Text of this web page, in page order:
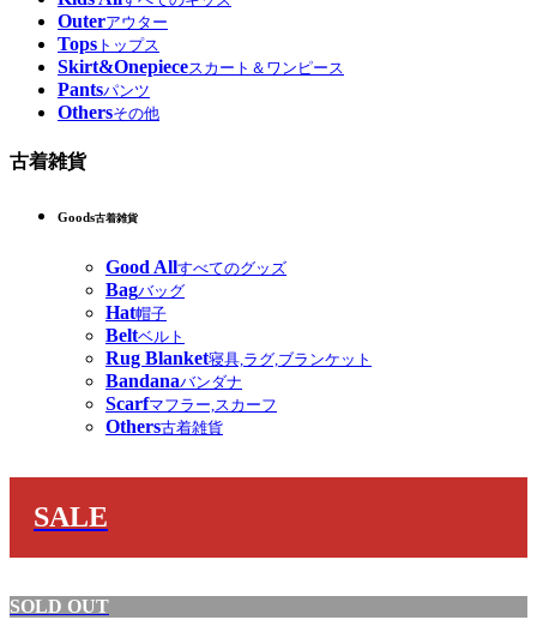
Outerアウター
Tops トップス
Skirt&Onepieceスカート＆ワンピース
Pantsパンツ
Othersその他
古着雑貨
Goods古着雑貨
Good Allすべてのグッズ
Bagバッグ
Hat帽子
Beltベルト
Rug Blanket寝具,ラグ,ブランケット
Bandanaバンダナ
Scarfマフラー,スカーフ
Others古着雑貨
SALE
SOLD OUT